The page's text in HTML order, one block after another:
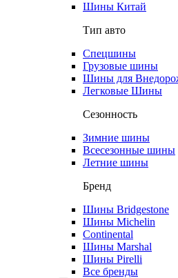
Шины Китай
Тип авто
Спецшины
Грузовые шины
Шины для
Легковые Шины
Сезонность
Зимние шины
Всесезонные шины
Летние шины
Бренд
Шины Bridgestone
Шины Michelin
Continental
Шины Marshal
Шины Pirelli
Все бренды